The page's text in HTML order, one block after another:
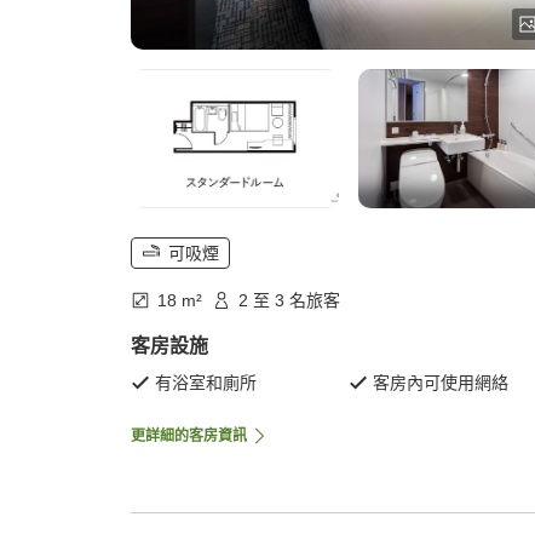
可吸煙
18 m² 2 至 3 名旅客
客房設施
有浴室和廁所 客房內可使用網絡
更詳細的客房資訊